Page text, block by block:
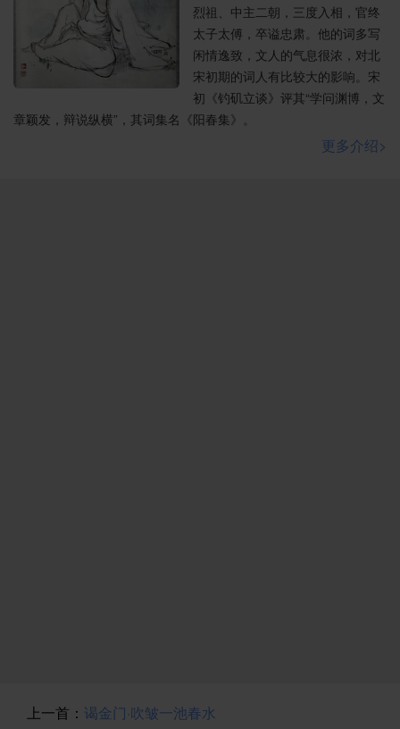
烈祖、中主二朝，三度入相，官终
太子太傅，卒谥忠肃。他的词多写
闲情逸致，文人的气息很浓，对北
宋初期的词人有比较大的影响。宋
初《钓矶立谈》评其“学问渊博，文
章颖发，辩说纵横”，其词集名《阳春集》。
更多介绍>
上一首： 谒金门·吹皱一池春水